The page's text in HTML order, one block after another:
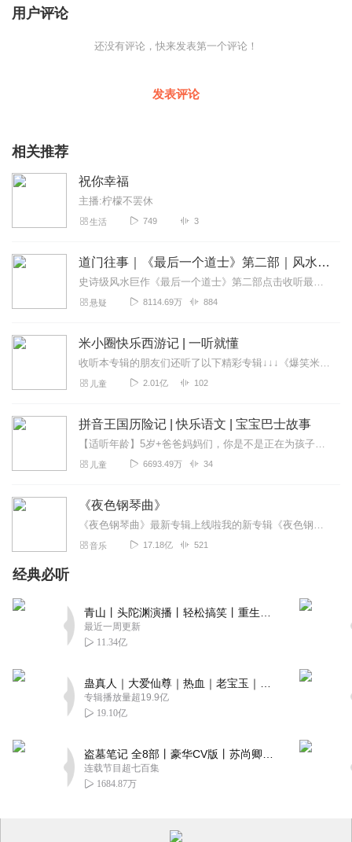
用户评论
还没有评论，快来发表第一个评论！
发表评论
相关推荐
祝你幸福
主播:柠檬不罢休
生活 749 3
道门往事｜《最后一个道士》第二部｜风水秘术神作 夏忆著
史诗级风水巨作《最后一个道士》第二部点击收听最后一个道士第一部《最后一个道士》点击收听最后一个道士第三部《一代天师》《道门往事》精品多人剧全网首发！全网超40亿...
悬疑 8114.69万 884
米小圈快乐西游记 | 一听就懂
收听本专辑的朋友们还听了以下精彩专辑↓↓↓《爆笑米小圈》→点此立即开怀大笑《米小圈快乐西游记》→点此畅听《米小圈封神演义》→点此畅听《米小圈三国演义》...
儿童 2.01亿 102
拼音王国历险记 | 快乐语文 | 宝宝巴士故事
【适听年龄】5岁+爸爸妈妈们，你是不是正在为孩子学拼音伤脑筋？23个声母，24个韵母，16个整体认读音节……怎么会有这么多个？还要记下分类？b、p、d、q……怎...
儿童 6693.49万 34
《夜色钢琴曲》
《夜色钢琴曲》最新专辑上线啦我的新专辑《夜色钢琴曲最新专辑》（点击跳转）已经上线，新专辑是《夜色钢琴曲》的升级版，我精选了诸多经典原创作品与大家分享，愿未来...
音乐 17.18亿 521
经典必听
最近一周更新
11.34亿
专辑播放量超19.9亿
19.10亿
连载节目超七百集
1684.87万